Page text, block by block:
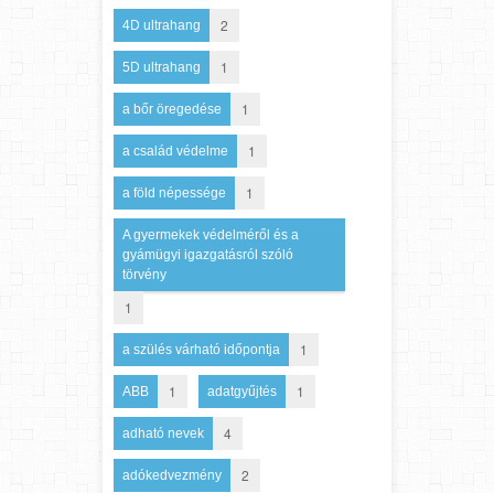
4D ultrahang 2
5D ultrahang 1
a bőr öregedése 1
a család védelme 1
a föld népessége 1
A gyermekek védelméről és a
gyámügyi igazgatásról szóló
törvény
1
a szülés várható időpontja 1
ABB 1 adatgyűjtés 1
adható nevek 4
adókedvezmény 2